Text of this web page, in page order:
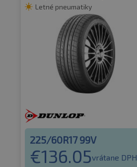
Letné pneumatiky
225/60R17 99V
€136.05vrátane DPH